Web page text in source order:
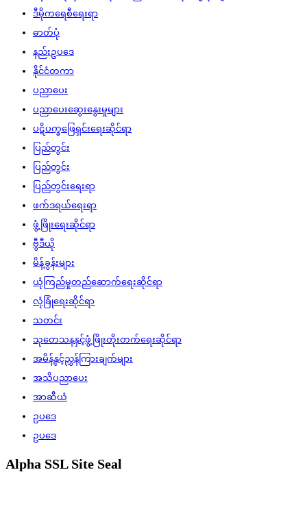
ဒီမိုကရေစီရေးရာ
ဓာတ်ပုံ
နည်းဥပဒေ
နိုင်ငံတကာ
ပညာပေး
ပညာပေးဆွေးနွေးမှုများ
ပဋိပက္ခဖြေရှင်းရေးဆိုင်ရာ
ပြည်တွင်း
ပြည်တွင်း
ပြည်တွင်းရေးရာ
ဖက်ဒရယ်ရေးရာ
ဖွံ့ဖြိုးရေးဆိုင်ရာ
ဗွီဒီယို
မိန့်ခွန်းများ
ယုံကြည်မှုတည်ဆောက်ရေးဆိုင်ရာ
လုံခြုံရေးဆိုင်ရာ
သတင်း
သုတေသနနှင့်ဖွံ့ဖြိုးတိုးတက်ရေးဆိုင်ရာ
အမိန့်နှင့်ညွှန်ကြားချက်များ
အသိပညာပေး
အာဆီယံ
ဥပဒေ
ဥပဒေ
Alpha SSL Site Seal